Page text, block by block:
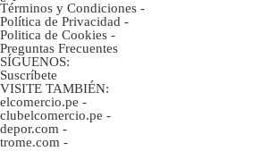
Términos y Condiciones -
Política de Privacidad -
Politica de Cookies -
Preguntas Frecuentes
SÍGUENOS:
Suscríbete
VISITE TAMBIÉN:
elcomercio.pe -
clubelcomercio.pe -
depor.com -
trome.com -